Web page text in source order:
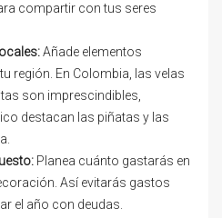
compartir con tus seres
Añade elementos
región. En Colombia, las velas
son imprescindibles,
destacan las piñatas y las
Planea cuánto gastarás en
Así evitarás gastos
el año con deudas.